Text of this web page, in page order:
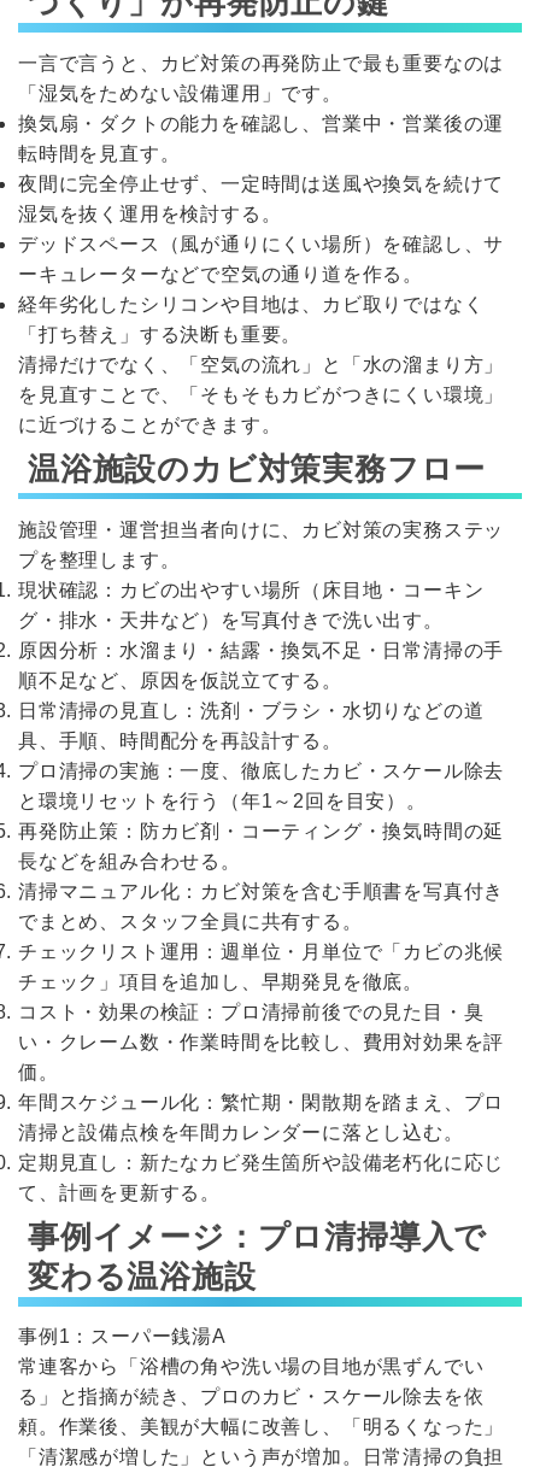
一言で言うと、カビ対策の再発防止で最も重要なのは
「湿気をためない設備運用」です。
換気扇・ダクトの能力を確認し、営業中・営業後の運
転時間を見直す。
夜間に完全停止せず、一定時間は送風や換気を続けて
湿気を抜く運用を検討する。
デッドスペース（風が通りにくい場所）を確認し、サ
ーキュレーターなどで空気の通り道を作る。
経年劣化したシリコンや目地は、カビ取りではなく
「打ち替え」する決断も重要。
清掃だけでなく、「空気の流れ」と「水の溜まり方」
を見直すことで、「そもそもカビがつきにくい環境」
に近づけることができます。
温浴施設のカビ対策実務フロー
施設管理・運営担当者向けに、カビ対策の実務ステッ
プを整理します。
現状確認：カビの出やすい場所（床目地・コーキン
グ・排水・天井など）を写真付きで洗い出す。
原因分析：水溜まり・結露・換気不足・日常清掃の手
順不足など、原因を仮説立てする。
日常清掃の見直し：洗剤・ブラシ・水切りなどの道
具、手順、時間配分を再設計する。
プロ清掃の実施：一度、徹底したカビ・スケール除去
と環境リセットを行う（年1～2回を目安）。
再発防止策：防カビ剤・コーティング・換気時間の延
長などを組み合わせる。
清掃マニュアル化：カビ対策を含む手順書を写真付き
でまとめ、スタッフ全員に共有する。
チェックリスト運用：週単位・月単位で「カビの兆候
チェック」項目を追加し、早期発見を徹底。
コスト・効果の検証：プロ清掃前後での見た目・臭
い・クレーム数・作業時間を比較し、費用対効果を評
価。
年間スケジュール化：繁忙期・閑散期を踏まえ、プロ
清掃と設備点検を年間カレンダーに落とし込む。
定期見直し：新たなカビ発生箇所や設備老朽化に応じ
て、計画を更新する。
事例イメージ：プロ清掃導入で
変わる温浴施設
事例1：スーパー銭湯A
常連客から「浴槽の角や洗い場の目地が黒ずんでい
る」と指摘が続き、プロのカビ・スケール除去を依
頼。作業後、美観が大幅に改善し、「明るくなった」
「清潔感が増した」という声が増加。日常清掃の負担